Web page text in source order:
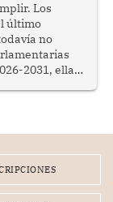
Los
último
no
2031, ellas